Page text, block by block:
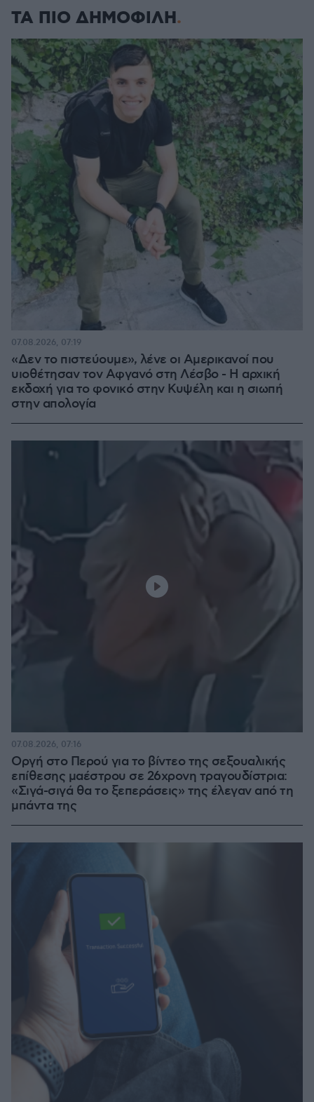
ΤΑ ΠΙΟ ΔΗΜΟΦΙΛΗ
«Δεν το πιστεύουμε», λένε οι Αμερικανοί που
υιοθέτησαν τον Αφγανό στη Λέσβο - Η αρχική
εκδοχή για το φονικό στην Κυψέλη και η σιωπή
στην απολογία
07.08.2026, 07:19
Οργή στο Περού για το βίντεο της σεξουαλικής
επίθεσης μαέστρου σε 26χρονη τραγουδίστρια:
«Σιγά-σιγά θα το ξεπεράσεις» της έλεγαν από τη
μπάντα της
07.08.2026, 07:16